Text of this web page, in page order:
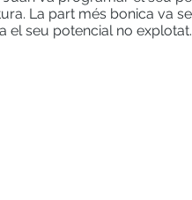
La part més bonica va
el seu potencial no explotat.